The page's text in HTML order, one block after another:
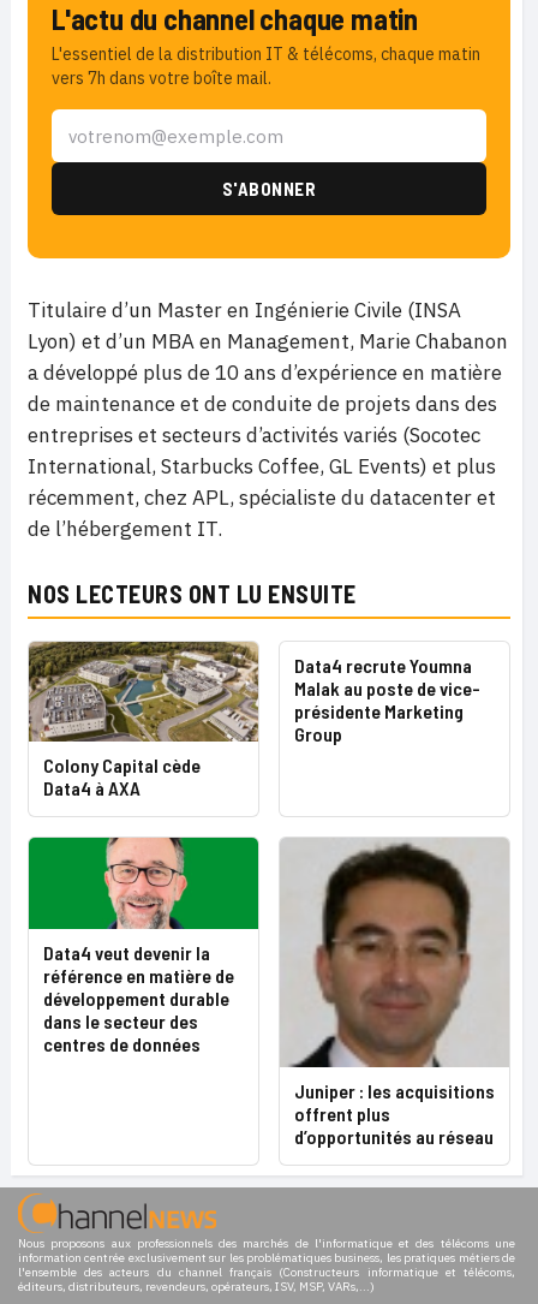
L'actu du channel chaque matin
L'essentiel de la distribution IT & télécoms, chaque matin
vers 7h dans votre boîte mail.
Titulaire d’un Master en Ingénierie Civile (INSA
Lyon) et d’un MBA en Management, Marie Chabanon
a développé plus de 10 ans d’expérience en matière
de maintenance et de conduite de projets dans des
entreprises et secteurs d’activités variés (Socotec
International, Starbucks Coffee, GL Events) et plus
récemment, chez APL, spécialiste du datacenter et
de l’hébergement IT.
NOS LECTEURS ONT LU ENSUITE
Colony Capital cède
Data4 à AXA
Data4 recrute Youmna
Malak au poste de vice-
présidente Marketing
Group
Data4 veut devenir la
référence en matière de
développement durable
dans le secteur des
centres de données
Juniper : les acquisitions
offrent plus
d’opportunités au réseau
Nous proposons aux professionnels des marchés de l'informatique et des télécoms une
information centrée exclusivement sur les problématiques business, les pratiques métiers de
l'ensemble des acteurs du channel français (Constructeurs informatique et télécoms,
éditeurs, distributeurs, revendeurs, opérateurs, ISV, MSP, VARs,...)